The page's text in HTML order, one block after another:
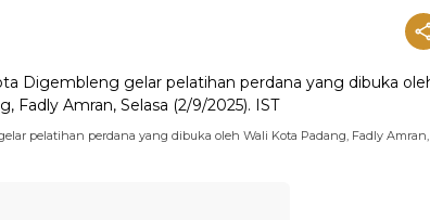
pelatihan perdana yang dibuka oleh Wali Kota Padang, Fadly Amran,